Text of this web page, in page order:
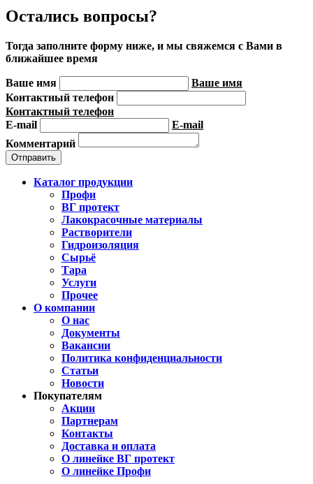
Остались вопросы?
Тогда заполните форму ниже, и мы свяжемся с Вами в
ближайшее время
Ваше имя
Ваше имя
Контактный телефон
Контактный телефон
E-mail
E-mail
Комментарий
Каталог продукции
Профи
ВГ протект
Лакокрасочные материалы
Растворители
Гидроизоляция
Сырьё
Тара
Услуги
Прочее
О компании
О нас
Документы
Вакансии
Политика конфиденциальности
Статьи
Новости
Покупателям
Акции
Партнерам
Контакты
Доставка и оплата
О линейке ВГ протект
О линейке Профи